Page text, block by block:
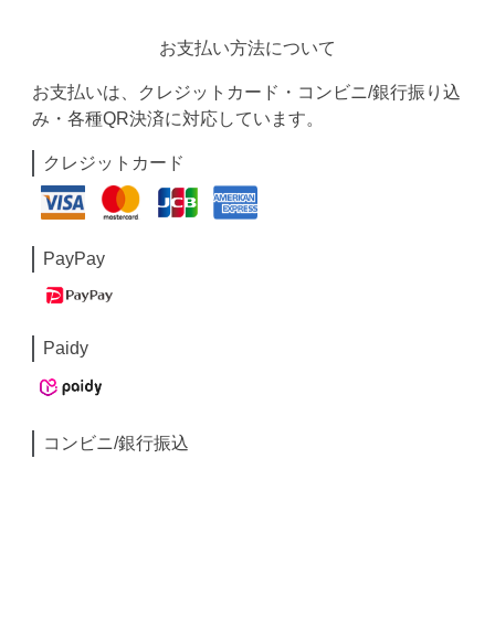
お支払い方法について
お支払いは、クレジットカード・コンビニ/銀行振り込
み・各種QR決済に対応しています。
クレジットカード
PayPay
Paidy
コンビニ/銀行振込